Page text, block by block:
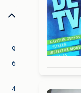
9
6
4